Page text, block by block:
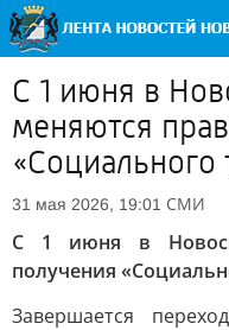
С 1 июня в
меняются
«Социального
31 мая 2026, 19:01 СМИ
С 1 июня в
получения
Завершается